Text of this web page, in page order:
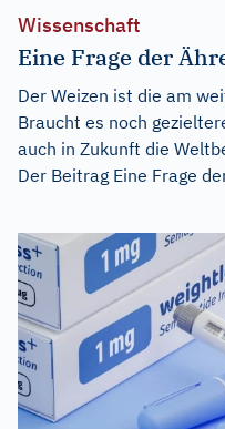
Wissenschaft
Eine Frage der
Der Weizen ist die am
Braucht es noch
auch in Zukunft die
Der Beitrag Eine Frage